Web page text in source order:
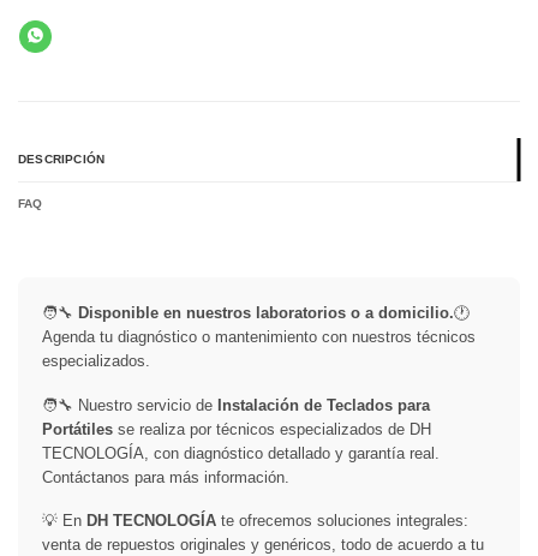
DESCRIPCIÓN
FAQ
🧑‍🔧 Disponible en nuestros laboratorios o a domicilio.🕐
Agenda tu diagnóstico o mantenimiento con nuestros técnicos
especializados.
🧑‍🔧 Nuestro servicio de Instalación de Teclados para
Portátiles se realiza por técnicos especializados de DH
TECNOLOGÍA, con diagnóstico detallado y garantía real.
Contáctanos para más información.
💡 En DH TECNOLOGÍA te ofrecemos soluciones integrales:
venta de repuestos originales y genéricos, todo de acuerdo a tu